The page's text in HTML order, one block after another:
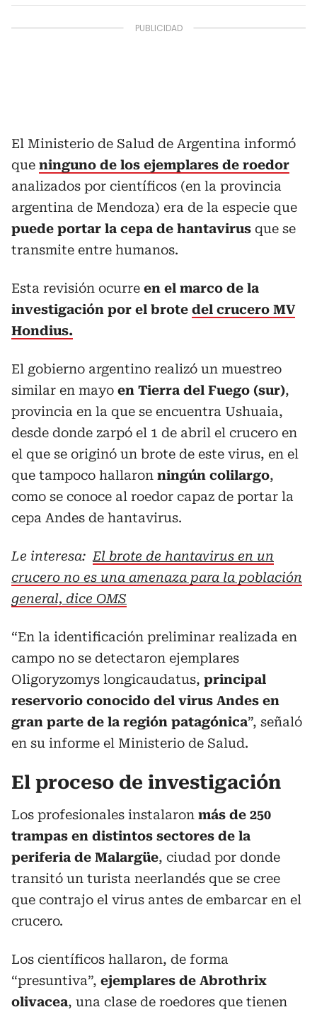
El Ministerio de Salud de Argentina informó
que ninguno de los ejemplares de roedor
analizados por científicos (en la provincia
argentina de Mendoza) era de la especie que
puede portar la cepa de hantavirus que se
transmite entre humanos.
Esta revisión ocurre en el marco de la
investigación por el brote del crucero MV
Hondius.
El gobierno argentino realizó un muestreo
similar en mayo en Tierra del Fuego (sur),
provincia en la que se encuentra Ushuaia,
desde donde zarpó el 1 de abril el crucero en
el que se originó un brote de este virus, en el
que tampoco hallaron ningún colilargo,
como se conoce al roedor capaz de portar la
cepa Andes de hantavirus.
Le interesa: El brote de hantavirus en un
crucero no es una amenaza para la población
general, dice OMS
“En la identificación preliminar realizada en
campo no se detectaron ejemplares
Oligoryzomys longicaudatus, principal
reservorio conocido del virus Andes en
gran parte de la región patagónica”, señaló
en su informe el Ministerio de Salud.
El proceso de investigación
Los profesionales instalaron más de 250
trampas en distintos sectores de la
periferia de Malargüe, ciudad por donde
transitó un turista neerlandés que se cree
que contrajo el virus antes de embarcar en el
crucero.
Los científicos hallaron, de forma
“presuntiva”, ejemplares de Abrothrix
olivacea, una clase de roedores que tienen